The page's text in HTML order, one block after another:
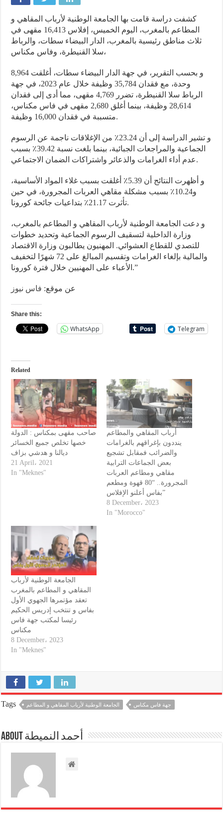
كشفت دراسة قامت بها الجامعة الوطنية لأرباب المقاهي و
المطاعم بالمغرب، اليوم الخميس، إفلاس 16,413 مقهى في
ثلاث مناطق رئيسية بالمغرب، الدار البيضاء سطات، والرباط
سلا القنيطرة، وفاس مكناس،
و بحسب التقرير، في جهة الدار البيضاء سطات، أغلقت 8,964
وحدة، مع فقدان 35,784 وظيفة خلال عام 2023، في جهة
الرباط سلا القنيطرة، تضرر 4,769 مقهى، مما أدى إلى فقدان
28,614 وظيفة، بينما أغلق 2,680 مقهى في فاس مكناس،
متسببة في فقدان 16,000 وظيفة.
و تشير الدراسة إلى أن 23.24٪ من الإغلاقات ناجمة عن الرسوم
الجماعية والمراجعات الجبائية، بينما بلغت نسبة 39.42٪ بسبب
عدم أداء الغرامات والذعائر واشتراكات الضمان الاجتماعي.
و أظهرت النتائج أن 5.39٪ أغلقت بسبب غلاء المواد الأساسية،
و10.24٪ بسبب مشكلة مقاهي العربات المجرورة، في حين
تأثرت 21.17٪ بتداعيات جائحة كورونا.
و دعت الجامعة الوطنية لأرباب المقاهي و المطاعم بالمغرب،
وزارة الداخلية لتسقيف الرسوم الجماعية وتحديد خطوات
للتصدي للقطاع العشوائي. المهنيون يطالبون وزارة الاقتصاد
والمالية بإلغاء الغرامات وتقسيم المبالغ على 72 شهرًا لتخفيف
الأعباء على المهنيين خلال فترة كورونا.”
عن موقع: فاس نيوز
Share this:
WhatsApp Telegram
Related
صاحب مقهى بمكناس : الدولة
خصها تخلص جميع الخسائر
ديالنا و هدشي بزاف
21 April، 2021
In "Meknes"
أرباب المقاهي والمطاعم
ينددون بإغراقهم بالغرامات
والضرائب فمقابل تشجيع
بعض الجماعات الترابية
مقاهي ومطاعم العربات
المجرورة.. “80 قهوة ومطعم
بفاس أعلنو الإفلاس”
8 December، 2023
In "Morocco"
الجامعة الوطنية لأرباب
المقاهي و المطاعم بالمغرب
تعقد مؤتمرها الجهوي الأول
بفاس و تنتخب إدريس الحكيم
رئيسا لمكتب جهة فاس
مكناس
8 December، 2023
In "Meknes"
Tags الجامعة الوطنية لأرباب المقاهي و المطاعم جهة فاس مكناس
About أحمد النميطة